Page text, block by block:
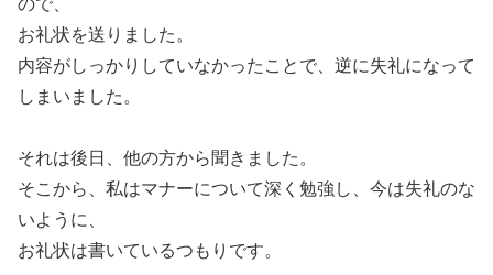
お礼状を送りました。
内容がしっかりしていなかったことで、逆に失礼になって
しまいました。
それは後日、他の方から聞きました。
そこから、私はマナーについて深く勉強し、今は失礼のな
いように、
お礼状は書いているつもりです。